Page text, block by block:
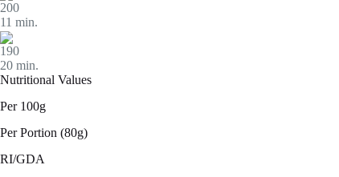
200
11 min.
190
20 min.
Nutritional Values
Per 100g
Per Portion (80g)
RI/GDA